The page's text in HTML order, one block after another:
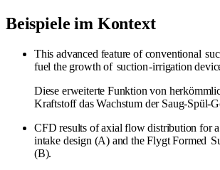
Beispiele im Kontext
This advanced feature of conventional
fuel the growth of suction-irrigation
Diese erweiterte Funktion von
Kraftstoff das Wachstum der Saug-Spül-
CFD results of axial flow distribution for
intake design (A) and the Flygt Formed
(B).